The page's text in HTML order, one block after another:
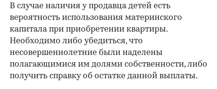
В случае наличия у продавца детей есть
вероятность использования материнского
капитала при приобретении квартиры.
Необходимо либо убедиться, что
несовершеннолетние были наделены
полагающимися им долями собственности, либо
получить справку об остатке данной выплаты.